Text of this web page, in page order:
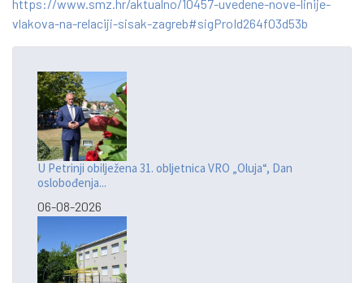
https://www.smz.hr/aktualno/10457-uvedene-nove-linije-
vlakova-na-relaciji-sisak-zagreb#sigProId264f03d53b
U Petrinji obilježena 31. obljetnica VRO „Oluja“, Dan
oslobođenja...
06-08-2026